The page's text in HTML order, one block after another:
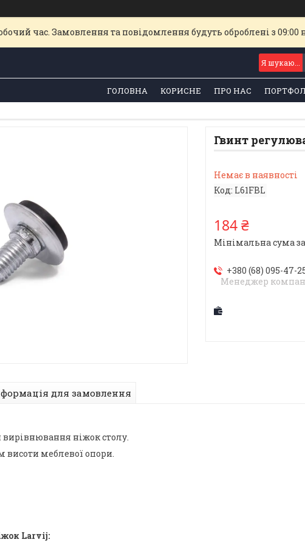
час. Замовлення та повідомлення будуть оброблені з
ГОЛОВНА КОРИСНЕ ПРО НАС
Гвинт
Немає в наявності
Код: L61FBL
184 ₴
Мінімальна сума
+380 (68) 095-47-
Менеджер
для замовлення
вирівнювання ніжок столу.
висоти меблевої опори.
Larvij: